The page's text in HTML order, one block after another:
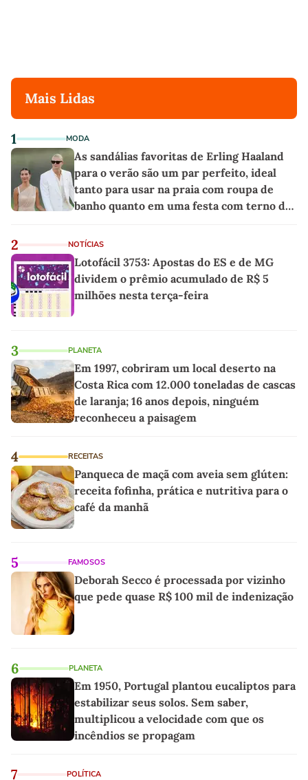
Mais Lidas
1 MODA
As sandálias favoritas de Erling Haaland
para o verão são um par perfeito, ideal
tanto para usar na praia com roupa de
banho quanto em uma festa com terno de
2 NOTÍCIAS
Lotofácil 3753: Apostas do ES e de MG
dividem o prêmio acumulado de R$ 5
milhões nesta terça-feira
3 PLANETA
Em 1997, cobriram um local deserto na
Costa Rica com 12.000 toneladas de cascas
de laranja; 16 anos depois, ninguém
reconheceu a paisagem
4 RECEITAS
Panqueca de maçã com aveia sem glúten:
receita fofinha, prática e nutritiva para o
café da manhã
5 FAMOSOS
Deborah Secco é processada por vizinho
que pede quase R$ 100 mil de indenização
6 PLANETA
Em 1950, Portugal plantou eucaliptos para
estabilizar seus solos. Sem saber,
multiplicou a velocidade com que os
incêndios se propagam
7 POLÍTICA